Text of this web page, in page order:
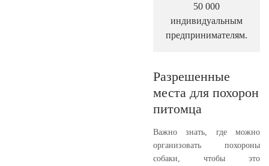
50 000
индивидуальным
предпринимателям.
Разрешенные
места для похорон
питомца
Важно знать, где можно
организовать похороны
собаки, чтобы это